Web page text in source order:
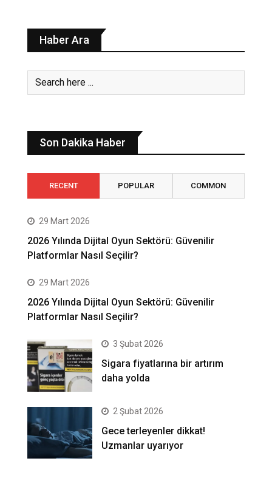
Haber Ara
Son Dakika Haber
RECENT POPULAR COMMON
29 Mart 2026
2026 Yılında Dijital Oyun Sektörü: Güvenilir
Platformlar Nasıl Seçilir?
29 Mart 2026
2026 Yılında Dijital Oyun Sektörü: Güvenilir
Platformlar Nasıl Seçilir?
3 Şubat 2026
Sigara fiyatlarına bir artırım
daha yolda
2 Şubat 2026
Gece terleyenler dikkat!
Uzmanlar uyarıyor